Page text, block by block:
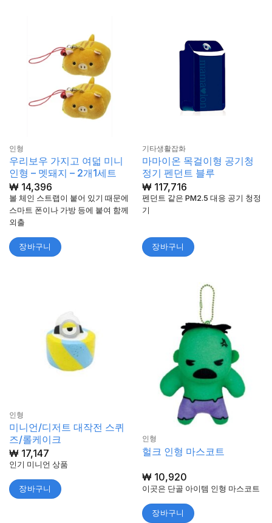
인형
우리보우 가지고 여덟 미니
인형 – 멧돼지 – 2개1세트
₩14,396
볼 체인 스트랩이 붙어 있기 때문에
스마트 폰이나 가방 등에 붙여 함께
외출
장바구니
기타생활잡화
마마이온 목걸이형 공기청
정기 펜던트 블루
₩117,716
펜던트 같은 PM2.5 대응 공기 청정
기
장바구니
인형
미니언/디저트 대작전 스퀴
즈/롤케이크
₩17,147
인기 미니언 상품
장바구니
인형
헐크 인형 마스코트
₩10,920
이곳은 단골 아이템 인형 마스코트
장바구니